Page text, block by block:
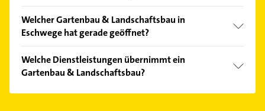
Kundenmeinungen und profitieren Sie von den
Empfehlungen. Die Suchergebnisse können Sie sich
Welcher Gartenbau & Landschaftsbau in
Eschwege hat gerade geöffnet?
Bitte beachten Sie, dass diese an Sonn- und
Feiertagen abweichen können.
Welche Dienstleistungen übernimmt ein
Gartenbau & Landschaftsbau?
Folgende Leistungen werden angeboten: